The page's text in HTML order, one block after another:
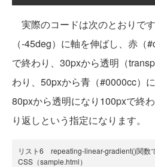
実際のコードは次のとおりで
（-45deg）に軸を伸ばし、赤（
で終わり、30pxから透明（
わり、50pxから青（#0000cc）
80pxから透明になり100pxで終
り返しという指定になります。
リスト6 repeating-linear-gradient()関数
CSS（sample.html）